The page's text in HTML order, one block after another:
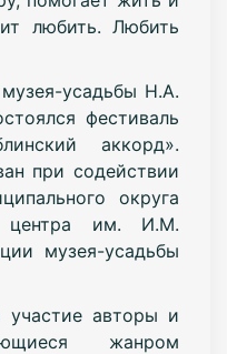
любить. Любить
усадьбы Н.А.
фестиваль
аккорд».
при содействии
округа
центра им. И.М.
музея-усадьбы
участие авторы и
жанром